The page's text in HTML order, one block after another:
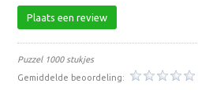
Plaats een review
Puzzel 1000 stukjes
Gemiddelde beoordeling: